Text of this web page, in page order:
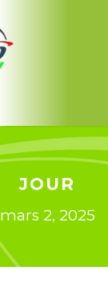
JOUR
mars 2, 2025